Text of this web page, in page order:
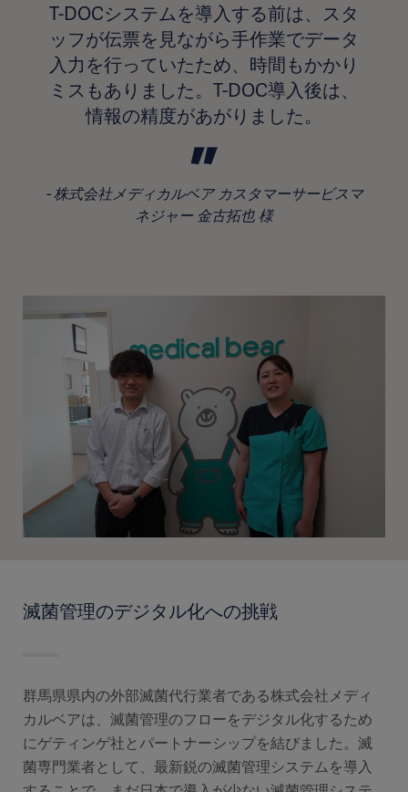
T-DOCシステムを導入する前は、スタ
ッフが伝票を見ながら手作業でデータ
入力を行っていたため、時間もかかり
ミスもありました。T-DOC導入後は、
情報の精度があがりました。
株式会社メディカルベア カスタマーサービスマ
ネジャー 金古拓也 様
滅菌管理のデジタル化への挑戦
群馬県県内の外部滅菌代行業者である株式会社メディ
カルベアは、滅菌管理のフローをデジタル化するため
にゲティンゲ社とパートナーシップを結びました。滅
菌専門業者として、最新鋭の滅菌管理システムを導入